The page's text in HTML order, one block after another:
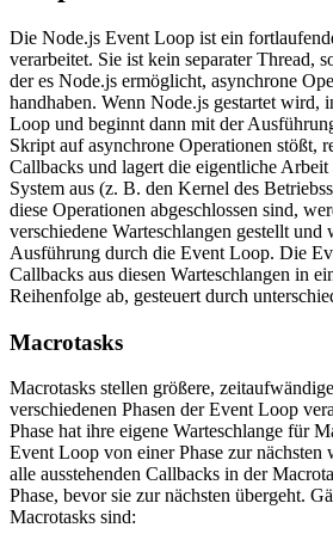
Die Node.js Event Loop ist ein
verarbeitet. Sie ist kein separater Thread,
der es Node.js ermöglicht, asynchrone
handhaben. Wenn Node.js gestartet wird,
Loop und beginnt dann mit der
Skript auf asynchrone Operationen stößt,
Callbacks und lagert die eigentliche Arbeit
System aus (z. B. den Kernel des
diese Operationen abgeschlossen sind,
verschiedene Warteschlangen gestellt und
Ausführung durch die Event Loop. Die
Callbacks aus diesen Warteschlangen in
Reihenfolge ab, gesteuert durch
Macrotasks
Macrotasks stellen größere,
verschiedenen Phasen der Event Loop
Phase hat ihre eigene Warteschlange für
Event Loop von einer Phase zur nächsten
alle ausstehenden Callbacks in der
Phase, bevor sie zur nächsten übergeht.
Macrotasks sind: